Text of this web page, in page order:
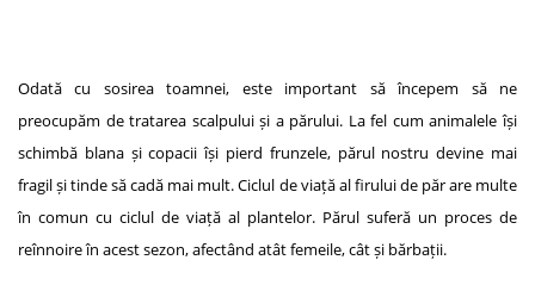
Odată cu sosirea toamnei, este important să începem să ne
preocupăm de tratarea scalpului și a părului. La fel cum animalele își
schimbă blana și copacii își pierd frunzele, părul nostru devine mai
fragil și tinde să cadă mai mult. Ciclul de viață al firului de păr are multe
în comun cu ciclul de viață al plantelor. Părul suferă un proces de
reînnoire în acest sezon, afectând atât femeile, cât și bărbații.